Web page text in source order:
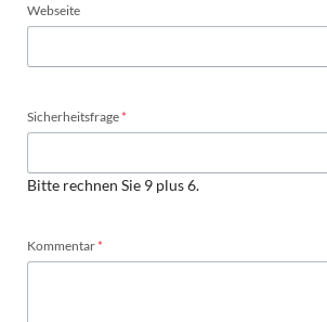
Webseite
Pflichtfeld
Sicherheitsfrage*
Bitte rechnen Sie 9 plus 6.
Pflichtfeld
Kommentar*